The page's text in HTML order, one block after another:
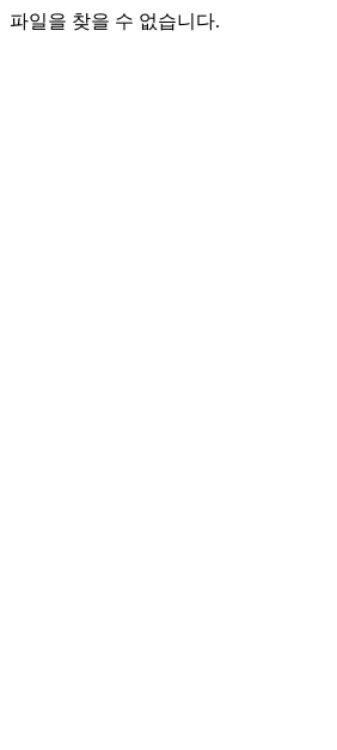
파일을 찾을 수 없습니다.